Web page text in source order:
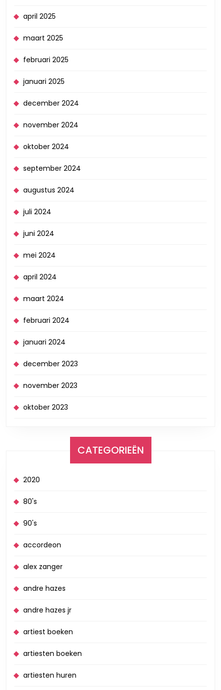
april 2025
maart 2025
februari 2025
januari 2025
december 2024
november 2024
oktober 2024
september 2024
augustus 2024
juli 2024
juni 2024
mei 2024
april 2024
maart 2024
februari 2024
januari 2024
december 2023
november 2023
oktober 2023
CATEGORIEËN
2020
80's
90's
accordeon
alex zanger
andre hazes
andre hazes jr
artiest boeken
artiesten boeken
artiesten huren